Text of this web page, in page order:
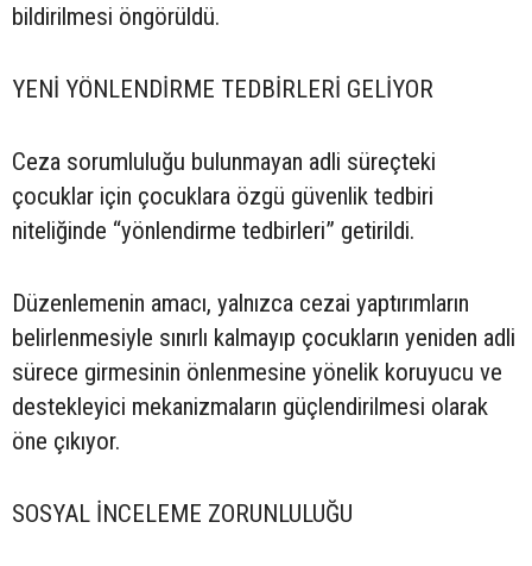
bildirilmesi öngörüldü.
YENİ YÖNLENDİRME TEDBİRLERİ GELİYOR
Ceza sorumluluğu bulunmayan adli süreçteki
çocuklar için çocuklara özgü güvenlik tedbiri
niteliğinde “yönlendirme tedbirleri” getirildi.
Düzenlemenin amacı, yalnızca cezai yaptırımların
belirlenmesiyle sınırlı kalmayıp çocukların yeniden adli
sürece girmesinin önlenmesine yönelik koruyucu ve
destekleyici mekanizmaların güçlendirilmesi olarak
öne çıkıyor.
SOSYAL İNCELEME ZORUNLULUĞU